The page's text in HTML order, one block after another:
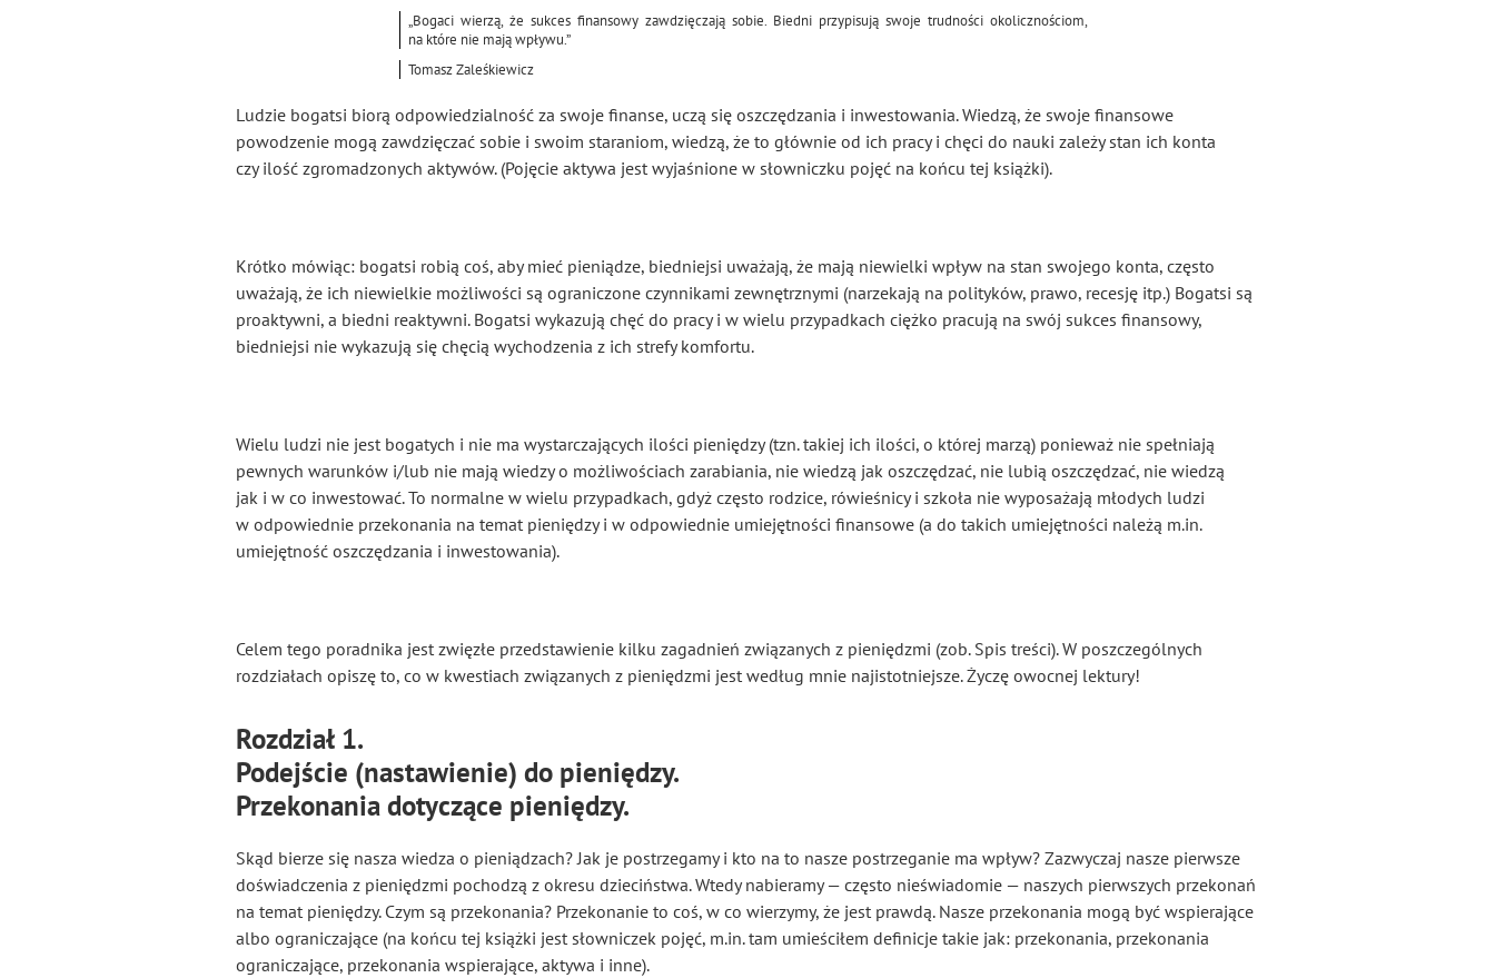
„Bogaci wierzą, że sukces finansowy zawdzięczają sobie. Biedni przypisują swoje trudności okolicznościom,
na które nie mają wpływu.”
Tomasz Zaleśkiewicz
Ludzie bogatsi biorą odpowiedzialność za swoje finanse, uczą się oszczędzania i inwestowania. Wiedzą, że swoje finansowe
powodzenie mogą zawdzięczać sobie i swoim staraniom, wiedzą, że to głównie od ich pracy i chęci do nauki zależy stan ich konta
czy ilość zgromadzonych aktywów. (Pojęcie aktywa jest wyjaśnione w słowniczku pojęć na końcu tej książki).
Krótko mówiąc: bogatsi robią coś, aby mieć pieniądze, biedniejsi uważają, że mają niewielki wpływ na stan swojego konta, często
uważają, że ich niewielkie możliwości są ograniczone czynnikami zewnętrznymi (narzekają na polityków, prawo, recesję itp.) Bogatsi są
proaktywni, a biedni reaktywni. Bogatsi wykazują chęć do pracy i w wielu przypadkach ciężko pracują na swój sukces finansowy,
biedniejsi nie wykazują się chęcią wychodzenia z ich strefy komfortu.
Wielu ludzi nie jest bogatych i nie ma wystarczających ilości pieniędzy (tzn. takiej ich ilości, o której marzą) ponieważ nie spełniają
pewnych warunków i/lub nie mają wiedzy o możliwościach zarabiania, nie wiedzą jak oszczędzać, nie lubią oszczędzać, nie wiedzą
jak i w co inwestować. To normalne w wielu przypadkach, gdyż często rodzice, rówieśnicy i szkoła nie wyposażają młodych ludzi
w odpowiednie przekonania na temat pieniędzy i w odpowiednie umiejętności finansowe (a do takich umiejętności należą m.in.
umiejętność oszczędzania i inwestowania).
Celem tego poradnika jest zwięzłe przedstawienie kilku zagadnień związanych z pieniędzmi (zob. Spis treści). W poszczególnych
rozdziałach opiszę to, co w kwestiach związanych z pieniędzmi jest według mnie najistotniejsze. Życzę owocnej lektury!
Rozdział 1.
Podejście (nastawienie) do pieniędzy.
Przekonania dotyczące pieniędzy.
Skąd bierze się nasza wiedza o pieniądzach? Jak je postrzegamy i kto na to nasze postrzeganie ma wpływ? Zazwyczaj nasze pierwsze
doświadczenia z pieniędzmi pochodzą z okresu dzieciństwa. Wtedy nabieramy — często nieświadomie — naszych pierwszych przekonań
na temat pieniędzy. Czym są przekonania? Przekonanie to coś, w co wierzymy, że jest prawdą. Nasze przekonania mogą być wspierające
albo ograniczające (na końcu tej książki jest słowniczek pojęć, m.in. tam umieściłem definicje takie jak: przekonania, przekonania
ograniczające, przekonania wspierające, aktywa i inne).